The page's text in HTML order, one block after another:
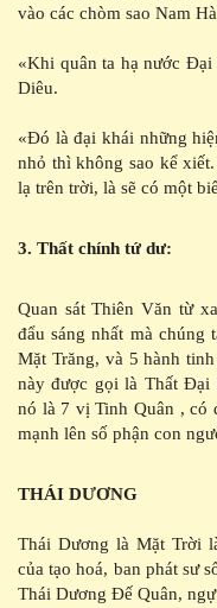
vào các chòm sao Nam
«Khi quân ta hạ nước Đại
Diêu.
«Đó là đại khái những
nhỏ thì không sao kể
lạ trên trời, là sẽ có một
3. Thất chính tứ dư:
Quan sát Thiên Văn từ
đẩu sáng nhất mà
Mặt Trăng, và 5 hành
này được gọi là Thất Đại
nó là 7 vị Tinh Quân , có
mạnh lên số phận con
THÁI DƯƠNG
Thái Dương là Mặt Trời
của tạo hoá, ban phát sư
Thái Dương Đế Quân,